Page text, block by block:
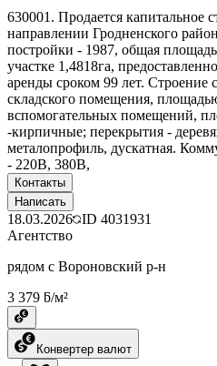
630001. Продается капитальное
направлении Гродненского
постройки - 1987, общая
участке 1,4818га,
аренды сроком 99 лет. Строение
складского помещения,
вспомогательных помещений,
-кирпичные; перекрытия -
металопрофиль, дускатная.
- 220В, 380В,
Контакты
Написать
18.03.2026 ID 4031931
Агентство
рядом с Вороновский р-н
3 379 ƃ/м²
Конвертер валют